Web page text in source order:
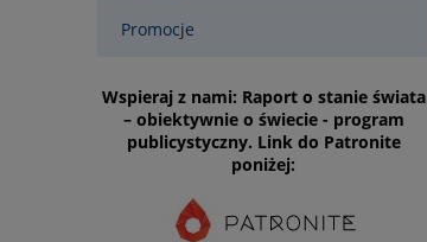
Promocje
Wspieraj z nami: Raport o stanie świata
– obiektywnie o świecie - program
publicystyczny. Link do Patronite
poniżej: